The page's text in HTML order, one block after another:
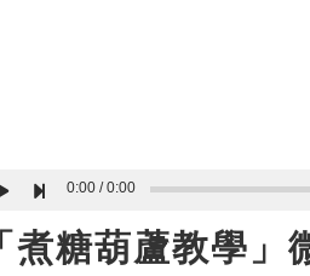
0:00 0:00
煮糖葫蘆教學」